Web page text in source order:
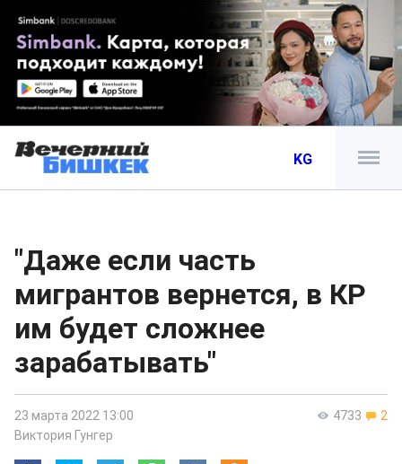
KG
"Даже если часть
мигрантов вернется, в КР
им будет сложнее
зарабатывать"
4733 2
23 марта 2022 13:00
Виктория Гунгер